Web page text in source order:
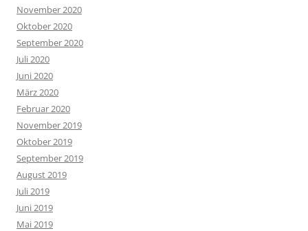
November 2020
Oktober 2020
September 2020
Juli 2020
Juni 2020
März 2020
Februar 2020
November 2019
Oktober 2019
September 2019
August 2019
Juli 2019
Juni 2019
Mai 2019